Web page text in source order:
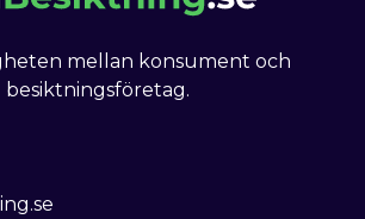
mellan konsument och
besiktningsföretag.